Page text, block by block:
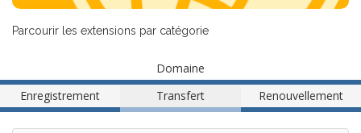
Parcourir les extensions par catégorie
Domaine
Enregistrement
Transfert Renouvellement